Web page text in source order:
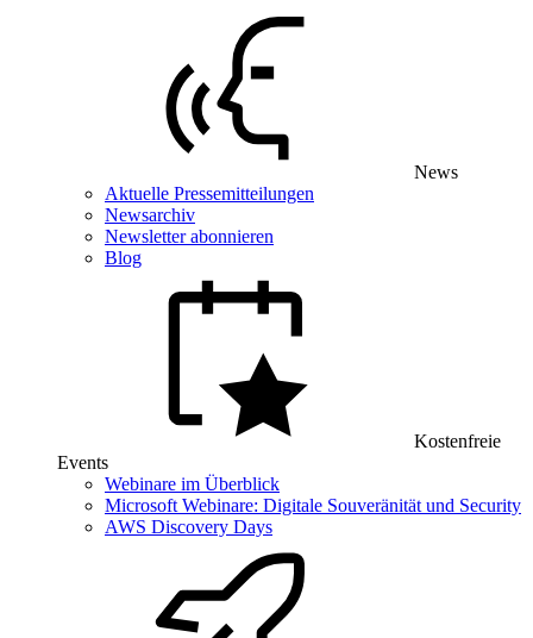
News
Aktuelle Pressemitteilungen
Newsarchiv
Newsletter abonnieren
Blog
Kostenfreie
Events
Webinare im Überblick
Microsoft Webinare: Digitale Souveränität und Security
AWS Discovery Days